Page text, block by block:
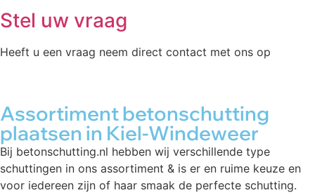
Stel uw vraag
Heeft u een vraag neem direct contact met ons op
Assortiment betonschutting
plaatsen in Kiel-Windeweer
Bij betonschutting.nl hebben wij verschillende type
schuttingen in ons assortiment & is er en ruime keuze en
voor iedereen zijn of haar smaak de perfecte schutting.